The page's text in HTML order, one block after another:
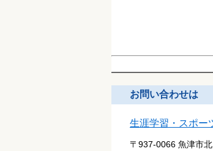
お問い合わせは
生涯学習・スポ
〒937-0066 魚津市